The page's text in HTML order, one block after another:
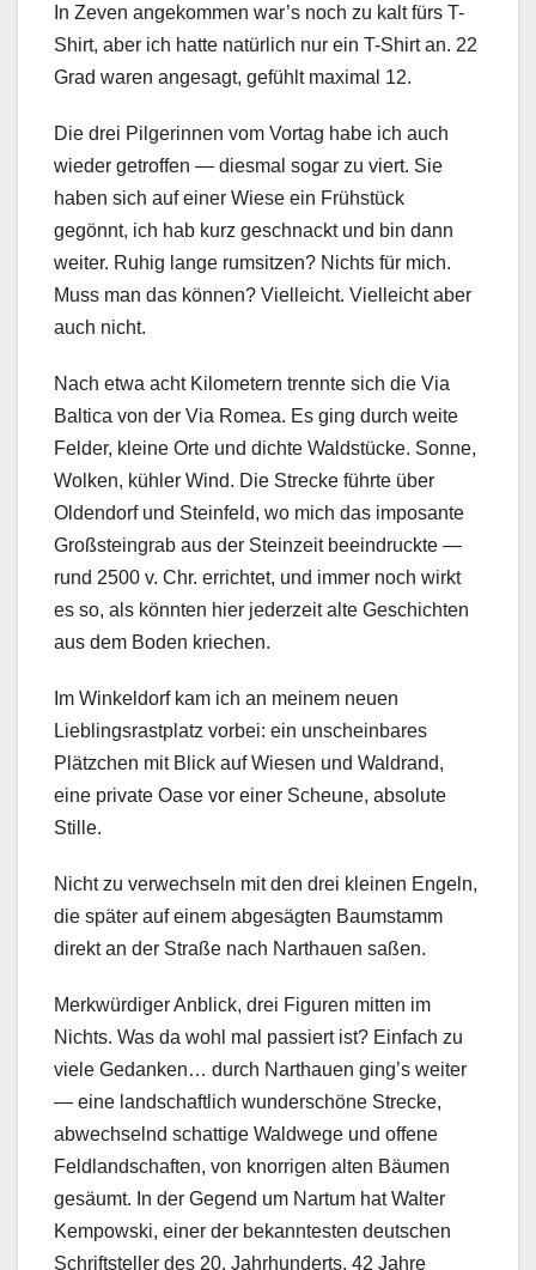
In Zeven angekommen war’s noch zu kalt fürs T-
Shirt, aber ich hatte natürlich nur ein T-Shirt an. 22
Grad waren angesagt, gefühlt maximal 12.
Die drei Pilgerinnen vom Vortag habe ich auch
wieder getroffen — diesmal sogar zu viert. Sie
haben sich auf einer Wiese ein Frühstück
gegönnt, ich hab kurz geschnackt und bin dann
weiter. Ruhig lange rumsitzen? Nichts für mich.
Muss man das können? Vielleicht. Vielleicht aber
auch nicht.
Nach etwa acht Kilometern trennte sich die Via
Baltica von der Via Romea. Es ging durch weite
Felder, kleine Orte und dichte Waldstücke. Sonne,
Wolken, kühler Wind. Die Strecke führte über
Oldendorf und Steinfeld, wo mich das imposante
Großsteingrab aus der Steinzeit beeindruckte —
rund 2500 v. Chr. errichtet, und immer noch wirkt
es so, als könnten hier jederzeit alte Geschichten
aus dem Boden kriechen.
Im Winkeldorf kam ich an meinem neuen
Lieblingsrastplatz vorbei: ein unscheinbares
Plätzchen mit Blick auf Wiesen und Waldrand,
eine private Oase vor einer Scheune, absolute
Stille.
Nicht zu verwechseln mit den drei kleinen Engeln,
die später auf einem abgesägten Baumstamm
direkt an der Straße nach Narthauen saßen.
Merkwürdiger Anblick, drei Figuren mitten im
Nichts. Was da wohl mal passiert ist? Einfach zu
viele Gedanken… durch Narthauen ging’s weiter
— eine landschaftlich wunderschöne Strecke,
abwechselnd schattige Waldwege und offene
Feldlandschaften, von knorrigen alten Bäumen
gesäumt. In der Gegend um Nartum hat Walter
Kempowski, einer der bekanntesten deutschen
Schriftsteller des 20. Jahrhunderts, 42 Jahre